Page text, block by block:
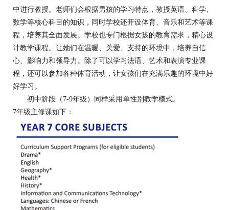
中进行教授。老师们会根据男孩的学习特点，教授英语、科学、
数学等核心科目的知识，同时学校还开设体育、音乐和艺术等课
程，培养其全面发展。学校也专门根据女孩的教育需求，精心设
计教学课程。让她们在温暖、关爱、支持的环境中，培养自信
心、影响力和领导力。除了可以学习法语、艺术和表演专业课
程，还可以参加各种体育活动，让女孩们在充满乐趣的环境中好
好学习。
初中阶段（7-9年级）同样采用单性别教学模式。
7年级主修课如下：